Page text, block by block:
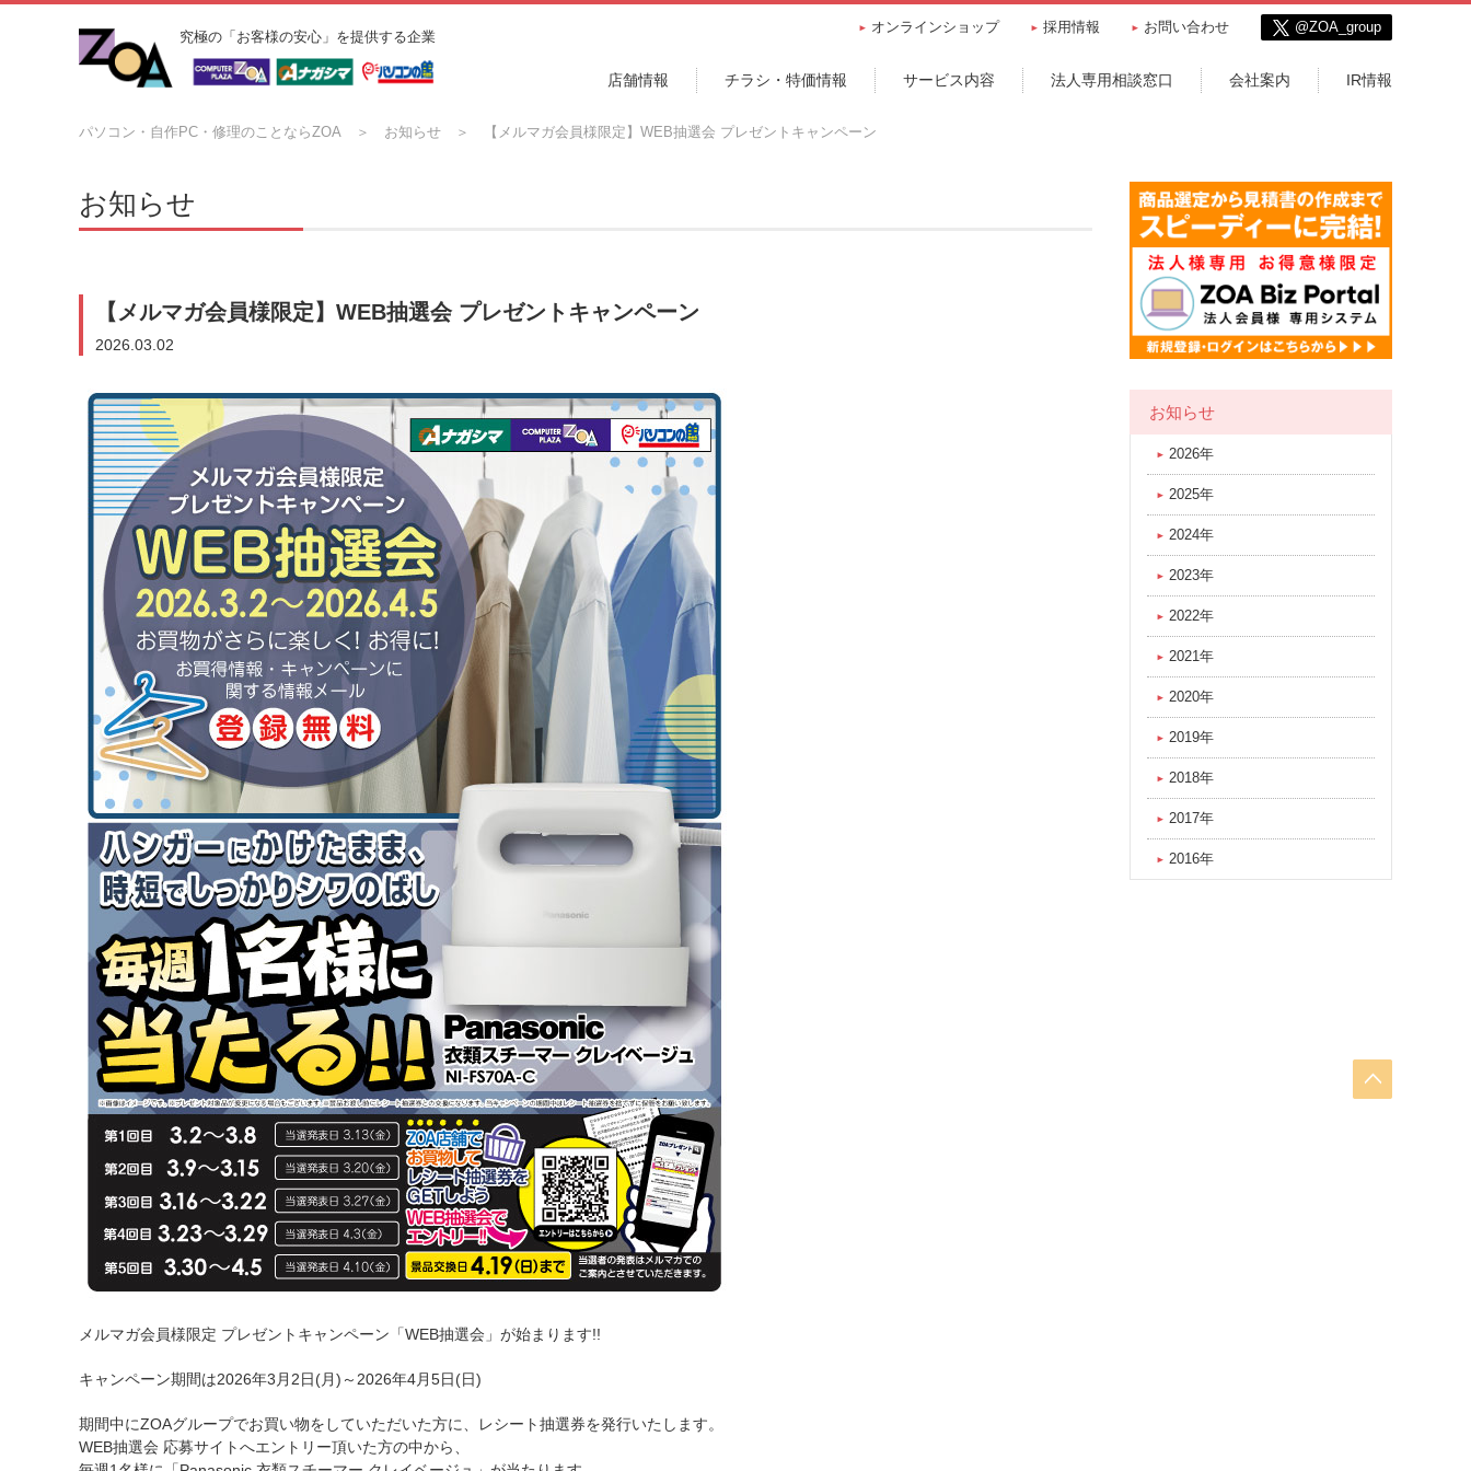
究極の「お客様の安心」を提供する企業
オンラインショップ 採用情報 お問い合わせ @ZOA_group
店舗情報 チラシ・特価情報 サービス内容 法人専用相談窓口 会社案内 IR情報
パソコン・自作PC・修理のことならZOA お知らせ 【メルマガ会員様限定】WEB抽選会 プレゼントキャンペーン
お知らせ
【メルマガ会員様限定】WEB抽選会 プレゼントキャンペーン
2026.03.02
メルマガ会員様限定 プレゼントキャンペーン「WEB抽選会」が始まります!!
キャンペーン期間は2026年3月2日(月)～2026年4月5日(日)
期間中にZOAグループでお買い物をしていただいた方に、レシート抽選券を発行いたします。
WEB抽選会 応募サイトへエントリー頂いた方の中から、
お知らせ
2026年
2025年
2024年
2023年
2022年
2021年
2020年
2019年
2018年
2017年
2016年